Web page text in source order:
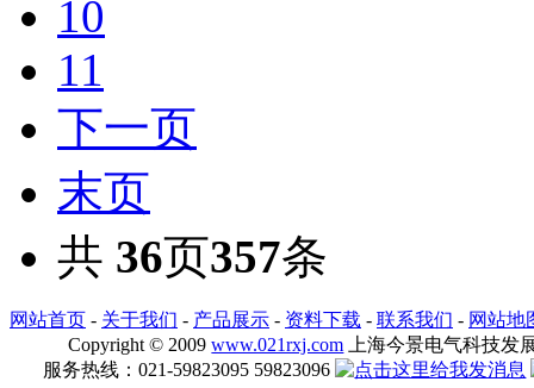
10
11
下一页
末页
共 36页357条
网站首页 - 关于我们 - 产品展示 - 资料下载 - 联系我们 - 网站地
Copyright © 2009www.021rxj.com 上海今景电气科技发
服务热线：021-59823095 59823096